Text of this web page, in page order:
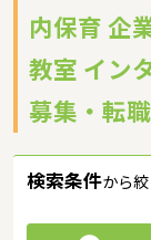
内保育 企
教室 イン
募集・転
検索条件から